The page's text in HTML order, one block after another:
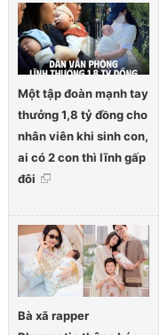
Một tập đoàn mạnh tay
thưởng 1,8 tỷ đồng cho
nhân viên khi sinh con,
ai có 2 con thì lĩnh gấp
đôi
Bà xã rapper